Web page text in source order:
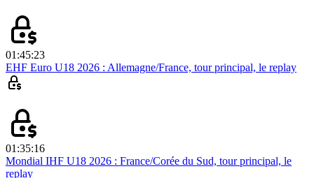
01:45:23
EHF Euro U18 2026 : Allemagne/France, tour principal, le replay
01:35:16
Mondial IHF U18 2026 : France/Corée du Sud, tour principal, le
replay